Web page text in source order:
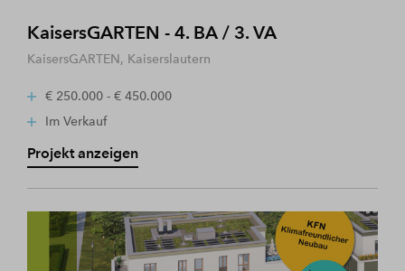
KaisersGARTEN - 4. BA / 3. VA
KaisersGARTEN, Kaiserslautern
€ 250.000 - € 450.000
Im Verkauf
Projekt anzeigen